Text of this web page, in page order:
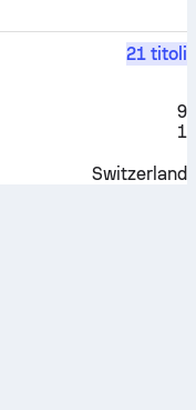
21 titoli
9
1
Switzerland